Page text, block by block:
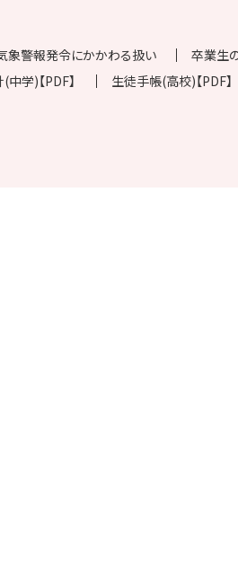
象警報発令にかかわる扱い
卒業生
学)【PDF】
生徒手帳(高校)【PDF】